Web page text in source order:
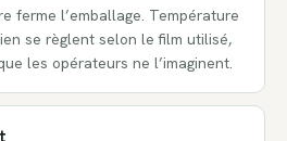
ferme l’emballage. Température
se règlent selon le film utilisé,
les opérateurs ne l’imaginent.